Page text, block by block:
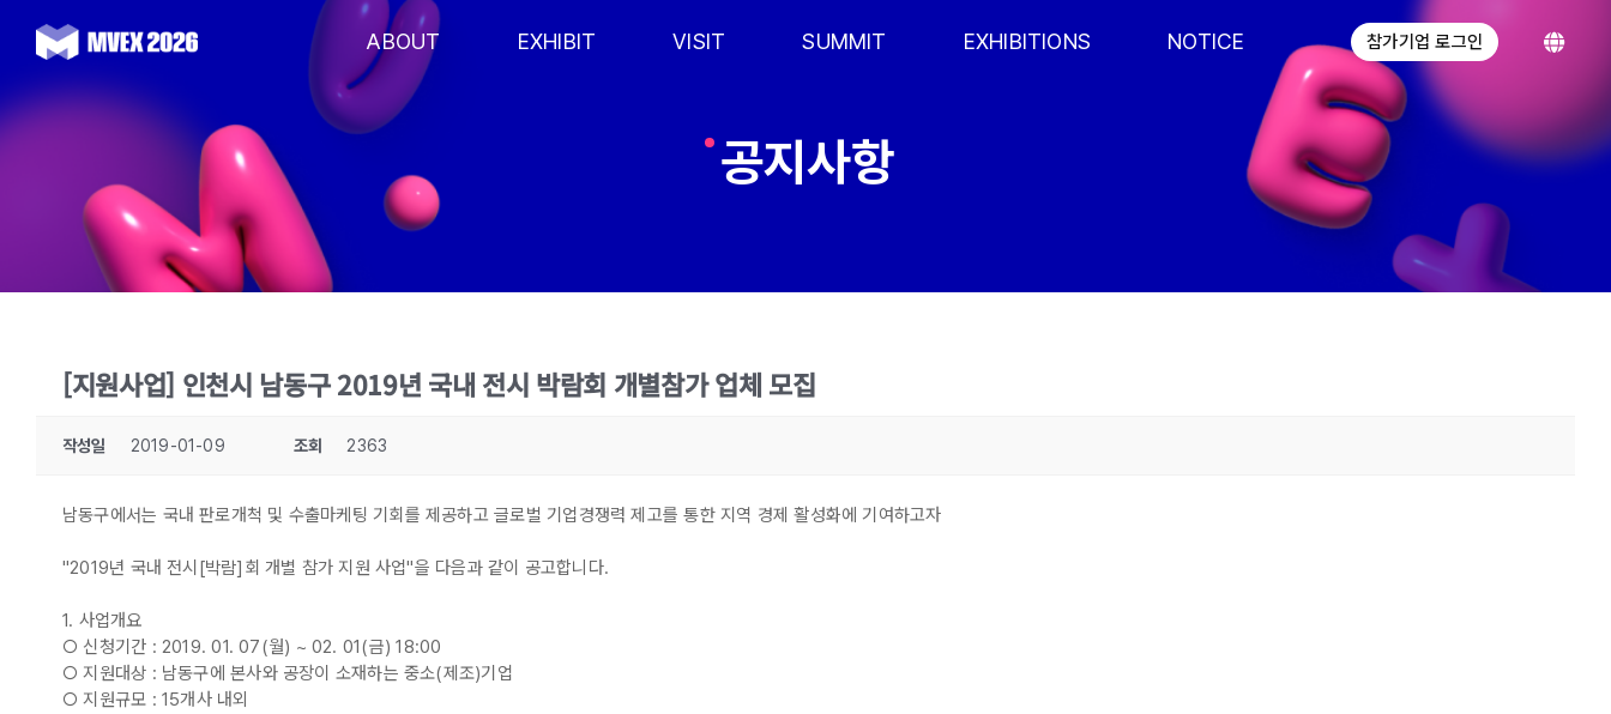
content
ABOUT EXHIBIT VISIT SUMMIT EXHIBITIONS NOTICE 참가기업 로그인
공지사항
[지원사업] 인천시 남동구 2019년 국내 전시 박람회 개별참가 업체 모집
작성일 2019-01-09 조회 2363
남동구에서는 국내 판로개척 및 수출마케팅 기회를 제공하고 글로벌 기업경쟁력 제고를 통한 지역 경제 활성화에 기여하고자
"2019년 국내 전시[박람]회 개별 참가 지원 사업"을 다음과 같이 공고합니다.
1. 사업개요
○ 신청기간 : 2019. 01. 07(월) ~ 02. 01(금) 18:00
○ 지원대상 : 남동구에 본사와 공장이 소재하는 중소(제조)기업
○ 지원규모 : 15개사 내외